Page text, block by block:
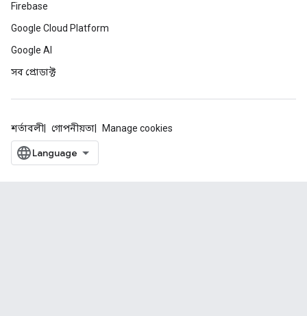
Firebase
Google Cloud Platform
Google AI
সব প্রোডাক্ট
শর্তাবলী গোপনীয়তা Manage cookies